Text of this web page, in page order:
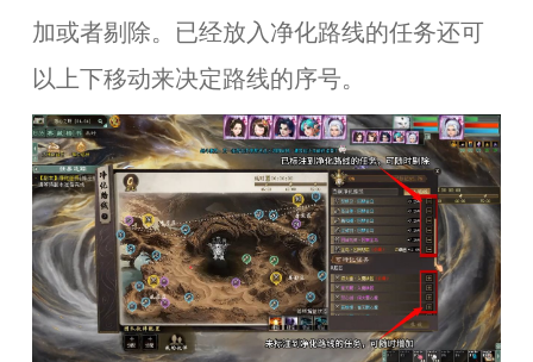
加或者剔除。已经放入净化路线的任务还可
以上下移动来决定路线的序号。